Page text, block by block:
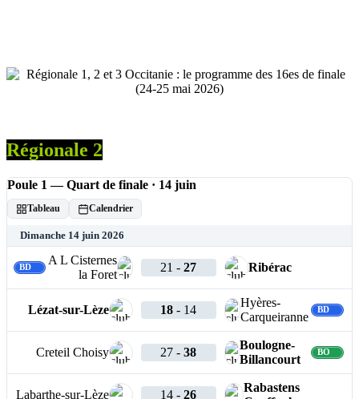
Régionale 2
Poule 1 — Quart de finale · 14 juin
Tableau Calendrier
Dimanche 14 juin 2026
A L Cisternes
la Foret
21 -27 Ribérac
Lézat-sur-Lèze 18 - 14
Hyères-
Carqueiranne
Creteil Choisy 27 -38
Boulogne-
Billancourt
Labarthe-sur-Lèze 14 -26
Rabastens